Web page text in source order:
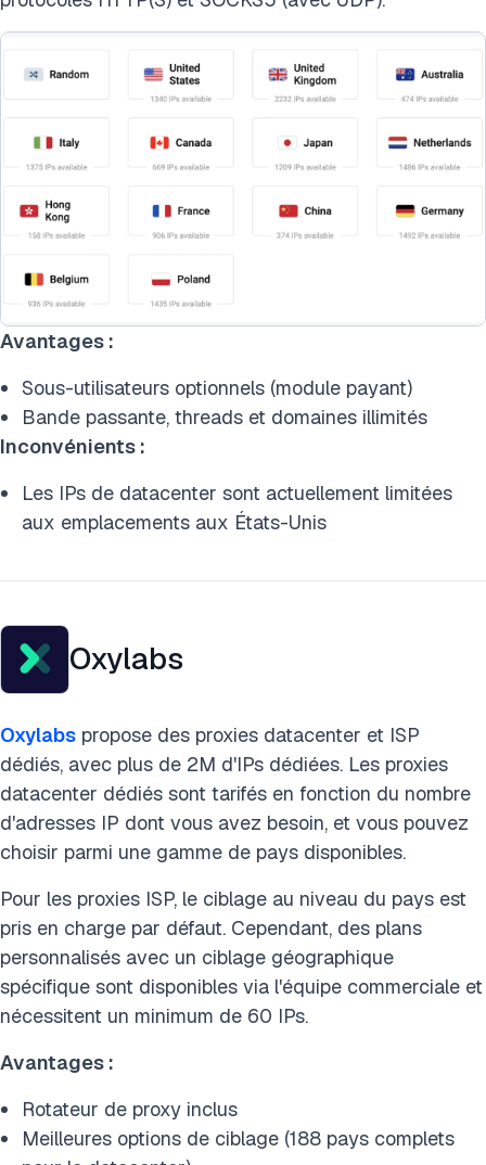
Avantages :
Sous-utilisateurs optionnels (module payant)
Bande passante, threads et domaines illimités
Inconvénients :
Les IPs de datacenter sont actuellement limitées
aux emplacements aux États-Unis
Oxylabs
Oxylabs propose des proxies datacenter et ISP
dédiés, avec plus de 2M d'IPs dédiées. Les proxies
datacenter dédiés sont tarifés en fonction du nombre
d'adresses IP dont vous avez besoin, et vous pouvez
choisir parmi une gamme de pays disponibles.
Pour les proxies ISP, le ciblage au niveau du pays est
pris en charge par défaut. Cependant, des plans
personnalisés avec un ciblage géographique
spécifique sont disponibles via l'équipe commerciale et
nécessitent un minimum de 60 IPs.
Avantages :
Rotateur de proxy inclus
Meilleures options de ciblage (188 pays complets